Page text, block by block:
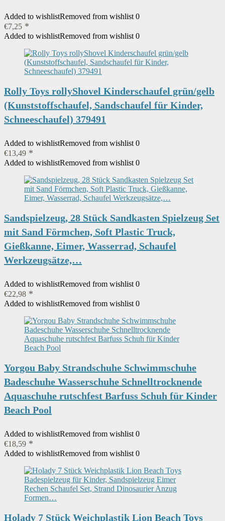
Added to wishlistRemoved from wishlist 0
€7,25
Added to wishlistRemoved from wishlist 0
Rolly Toys rollyShovel Kinderschaufel grün/gelb
(Kunststoffschaufel, Sandschaufel für Kinder,
Schneeschaufel) 379491
Added to wishlistRemoved from wishlist 0
€13,49
Added to wishlistRemoved from wishlist 0
Sandspielzeug, 28 Stück Sandkasten Spielzeug Set
mit Sand Förmchen, Soft Plastic Truck,
Gießkanne, Eimer, Wasserrad, Schaufel
Werkzeugsätze,…
Added to wishlistRemoved from wishlist 0
€22,98
Added to wishlistRemoved from wishlist 0
Yorgou Baby Strandschuhe Schwimmschuhe
Badeschuhe Wasserschuhe Schnelltrocknende
Aquaschuhe rutschfest Barfuss Schuh für Kinder
Beach Pool
Added to wishlistRemoved from wishlist 0
€18,59
Added to wishlistRemoved from wishlist 0
Holady 7 Stück Weichplastik Lion Beach Toys